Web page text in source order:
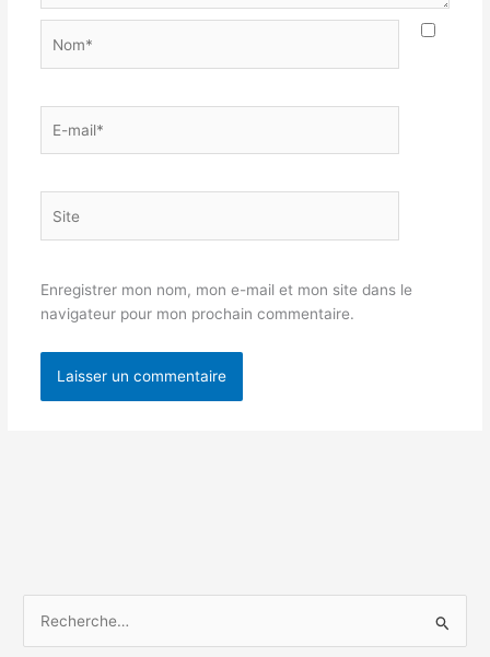
mail*
Enregistrer mon nom, mon e-mail et mon site dans le
navigateur pour mon prochain commentaire.